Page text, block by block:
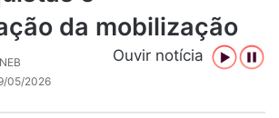
da mobilização
Ouvir notícia
05/2026